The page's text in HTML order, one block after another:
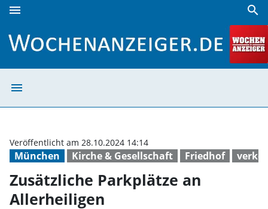
menu search
menu
München Kirche & Gesellschaft Friedhof
Veröffentlicht am 28.10.2024 14:14
Zusätzliche Parkplätze an
Allerheiligen